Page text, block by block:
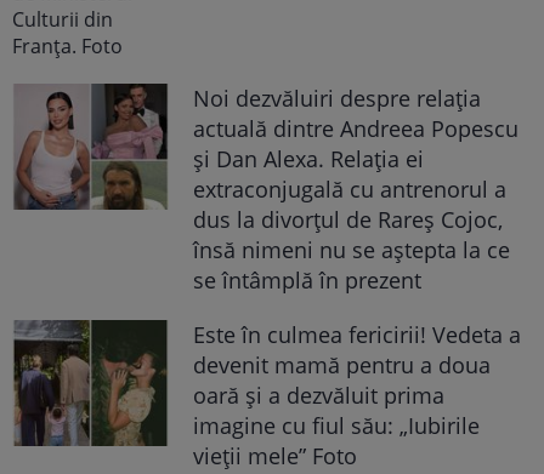
Noi dezvăluiri despre relația
actuală dintre Andreea Popescu
și Dan Alexa. Relația ei
extraconjugală cu antrenorul a
dus la divorțul de Rareș Cojoc,
însă nimeni nu se aștepta la ce
se întâmplă în prezent
Este în culmea fericirii! Vedeta a
devenit mamă pentru a doua
oară și a dezvăluit prima
imagine cu fiul său: „Iubirile
vieții mele” Foto